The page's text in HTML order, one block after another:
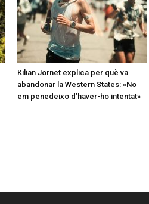
Kilian Jornet explica per què va
abandonar la Western States: «No
em penedeixo d’haver-ho intentat»